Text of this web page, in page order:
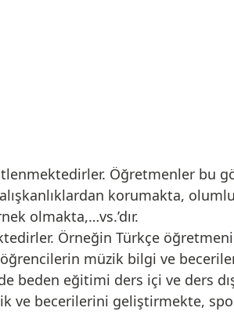
Öğretmenler bu
korumakta,
olmakta,…vs.’dır.
Örneğin Türkçe
müzik bilgi ve
beden eğitimi ders içi ve ders
ve becerilerini geliştirmekte,